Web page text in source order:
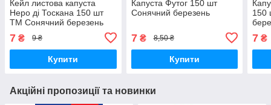
Кейл листова капуста
Неро ді Тоскана 150 шт
ТМ Сонячний березень
7 ₴ 9 ₴
Купити
Капуста Футог 150 шт
Сонячний березень
7₴ 8,50 ₴
Купити
150
7 ₴
Акційні пропозиції та новинки